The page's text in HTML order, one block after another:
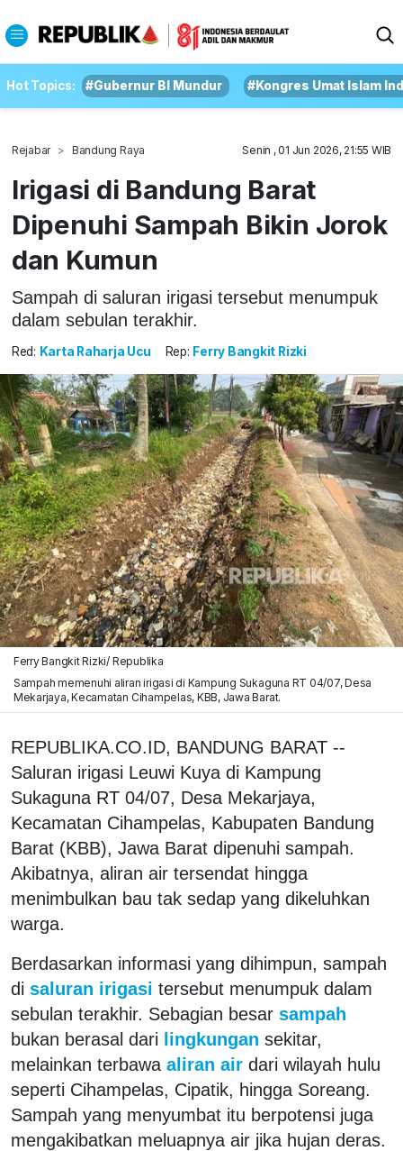
Hot Topics: #Gubernur BI Mundur #Kongres Umat Islam
Rejabar Bandung Raya Senin , 01 Jun 2026, 21:55 WIB
Irigasi di Bandung Barat
Dipenuhi Sampah Bikin Jorok
dan Kumun
Sampah di saluran irigasi tersebut menumpuk
dalam sebulan terakhir.
Red: Karta Raharja Ucu Rep: Ferry Bangkit Rizki
Ferry Bangkit Rizki/ Republika
Sampah memenuhi aliran irigasi di Kampung Sukaguna RT 04/07, Desa
Mekarjaya, Kecamatan Cihampelas, KBB, Jawa Barat.
REPUBLIKA.CO.ID, BANDUNG BARAT --
Saluran irigasi Leuwi Kuya di Kampung
Sukaguna RT 04/07, Desa Mekarjaya,
Kecamatan Cihampelas, Kabupaten Bandung
Barat (KBB), Jawa Barat dipenuhi sampah.
Akibatnya, aliran air tersendat hingga
menimbulkan bau tak sedap yang dikeluhkan
warga.
Berdasarkan informasi yang dihimpun, sampah
di saluran irigasi tersebut menumpuk dalam
sebulan terakhir. Sebagian besar sampah
bukan berasal dari lingkungan sekitar,
melainkan terbawa aliran air dari wilayah hulu
seperti Cihampelas, Cipatik, hingga Soreang.
Sampah yang menyumbat itu berpotensi juga
mengakibatkan meluapnya air jika hujan deras.